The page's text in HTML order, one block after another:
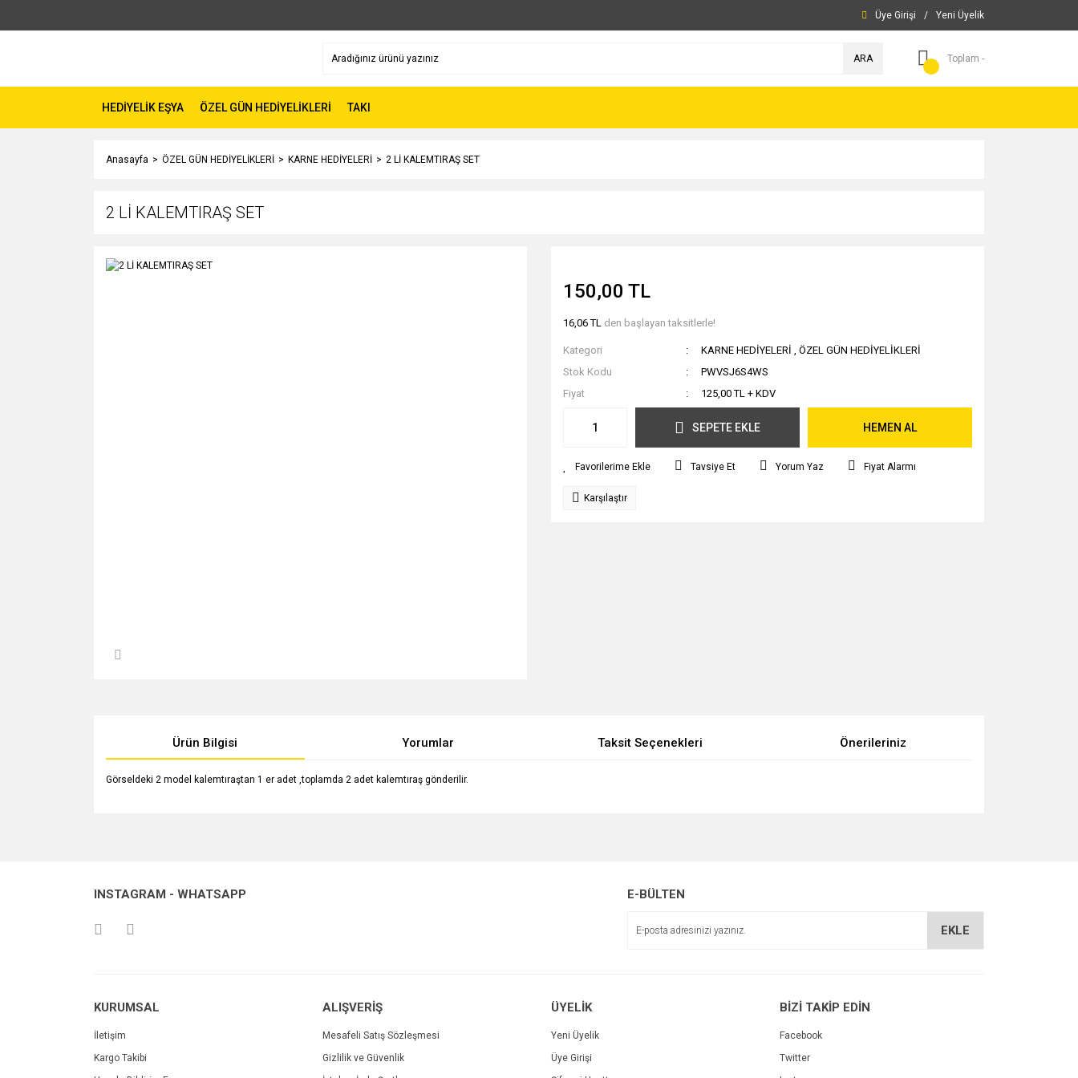
Üye Girişi / Yeni Üyelik
ARA Toplam -
HEDİYELİK EŞYA ÖZEL GÜN HEDİYELİKLERİ TAKI
Anasayfa ÖZEL GÜN HEDİYELİKLERİ KARNE HEDİYELERİ 2 Lİ KALEMTIRAŞ SET
2 Lİ KALEMTIRAŞ SET
150,00 TL
16,06 TL den başlayan taksitlerle!
Kategori KARNE HEDİYELERİ , ÖZEL GÜN HEDİYELİKLERİ
Stok Kodu
PWVSJ6S4WS
Fiyat
125,00 TL + KDV
SEPETE EKLE HEMEN AL
Tavsiye Et Yorum Yaz Fiyat Alarmı
Karşılaştır
Ürün Bilgisi Yorumlar Taksit Seçenekleri Önerileriniz
Görseldeki 2 model kalemtıraştan 1 er adet ,toplamda 2 adet kalemtıraş gönderilir.
Ürün açıklamasında eksik bilgiler bulunuyor.
INSTAGRAM - WHATSAPP E-BÜLTEN
EKLE
KURUMSAL
İletişim
Kargo Takibi
ALIŞVERİŞ
Mesafeli Satış Sözleşmesi
Gizlilik ve Güvenlik
ÜYELİK
Yeni Üyelik
Üye Girişi
BİZİ TAKİP EDİN
Facebook
Twitter